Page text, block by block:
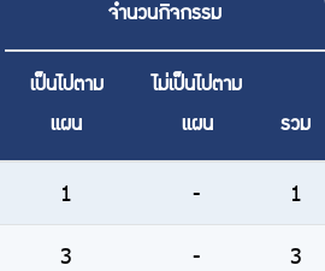
จำนวนกิจกรรม
เป็นไปตาม
แผน
ไม่เป็นไปตาม
แผน รวม
1 - 1
3 - 3